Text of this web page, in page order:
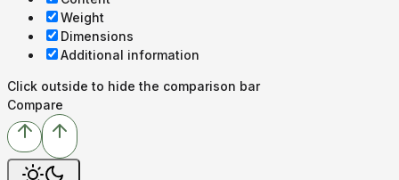
Weight
Dimensions
Additional information
Click outside to hide the comparison bar
Compare